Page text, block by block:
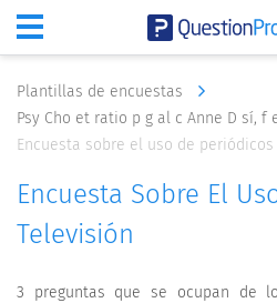
Plantillas de encuestas
Psy Cho et ratio p g al c Anne D sí,
Encuesta sobre el uso de
Encuesta Sobre El
Televisión
3 preguntas que se ocupan de